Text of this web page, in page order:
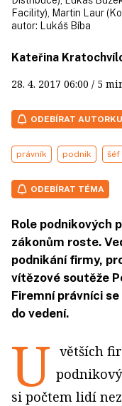
Facility), Martin Laur
autor:
Lukáš Bíba
Kateřina
28. 4. 2017 06:00 / 5
ODEBÍRAT AUTORKU
právník podnik šéf
ODEBÍRAT TÉMA
Role podnikových
zákonům roste.
podnikání firmy,
vítězové soutěže
Firemní právníci
do vedení.
U větších
si počtem lidí